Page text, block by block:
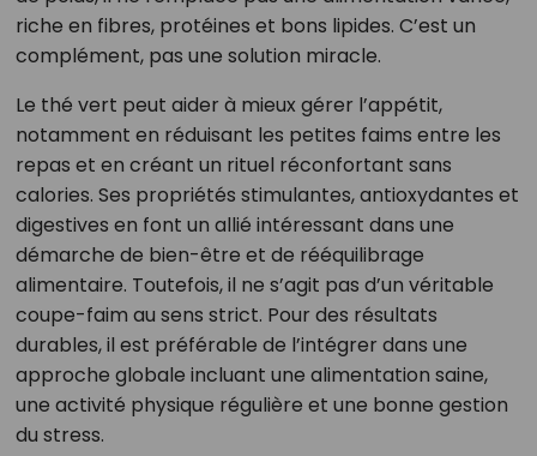
riche en fibres, protéines et bons lipides. C’est un
complément, pas une solution miracle.
Le thé vert peut aider à mieux gérer l’appétit,
notamment en réduisant les petites faims entre les
repas et en créant un rituel réconfortant sans
calories. Ses propriétés stimulantes, antioxydantes et
digestives en font un allié intéressant dans une
démarche de bien-être et de rééquilibrage
alimentaire. Toutefois, il ne s’agit pas d’un véritable
coupe-faim au sens strict. Pour des résultats
durables, il est préférable de l’intégrer dans une
approche globale incluant une alimentation saine,
une activité physique régulière et une bonne gestion
du stress.